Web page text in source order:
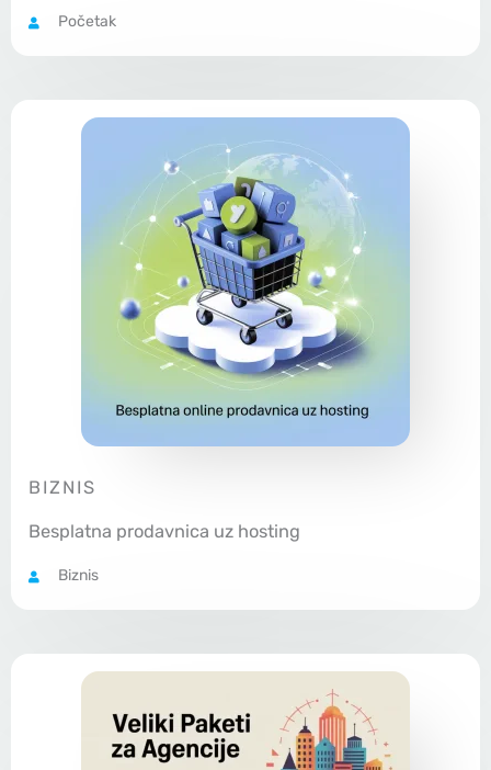
Početak
BIZNIS
Besplatna prodavnica uz hosting
Biznis